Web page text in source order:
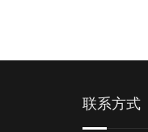
联系方式